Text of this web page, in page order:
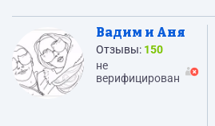
Вадим и Аня
Отзывы: 150
не
верифицирован